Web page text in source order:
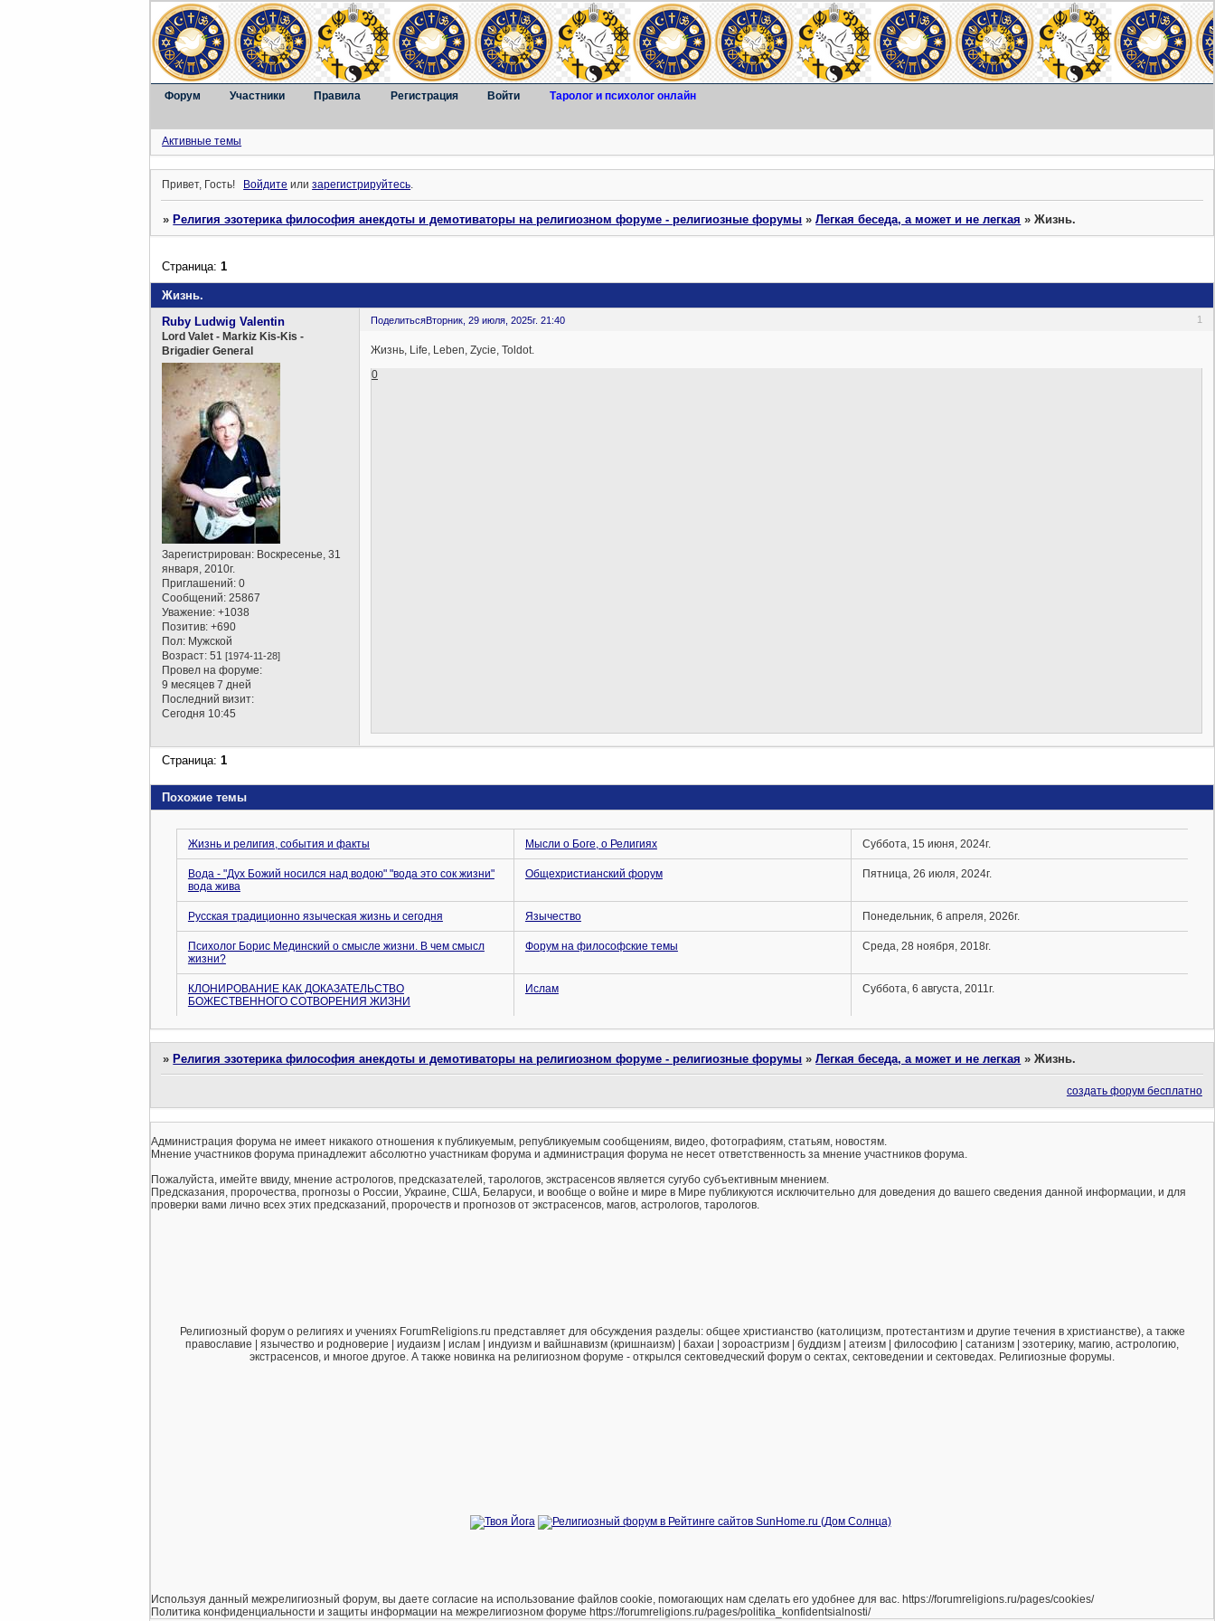
Форум Участники Правила Регистрация Войти Таролог и психолог онлайн
Активные темы
Привет, Гость! Войдите илизарегистрируйтесь.
»Религия эзотерика философия анекдоты и демотиваторы на религиозном форуме - религиозные форумы »Легкая беседа, а может и не легкая »Жизнь.
Жизнь.
Страница:1
Поделиться 1
Вторник, 29 июля, 2025г. 21:40
Ruby Ludwig Valentin
Lord Valet - Markiz Kis-Kis -
Brigadier General
Зарегистрирован: Воскресенье, 31
января, 2010г.
Приглашений: 0
Сообщений: 25867
Уважение: +1038
Позитив: +690
Пол: Мужской
Возраст: 51[1974-11-28]
Провел на форуме:
9 месяцев 7 дней
Последний визит:
Сегодня 10:45
Жизнь, Life, Leben, Zycie, Toldot.
0
Страница:1
Похожие темы
Жизнь и религия, события и факты Мысли о Боге, о Религиях Суббота, 15 июня, 2024г.
Вода - "Дух Божий носился над водою" "вода это сок жизни"
вода жива
Общехристианский форум Пятница, 26 июля, 2024г.
Русская традиционно языческая жизнь и сегодня Язычество Понедельник, 6 апреля, 2026г.
Психолог Борис Мединский о смысле жизни. В чем смысл
жизни?
Форум на философские темы Среда, 28 ноября, 2018г.
КЛОНИРОВАНИЕ КАК ДОКАЗАТЕЛЬСТВО
БОЖЕСТВЕННОГО CОТВОРЕНИЯ ЖИЗНИ
Ислам Суббота, 6 августа, 2011г.
» Религия эзотерика философия анекдоты и демотиваторы на религиозном форуме - религиозные форумы »Легкая беседа, а может и не легкая »Жизнь.
создать форум бесплатно
Администрация форума не имеет никакого отношения к публикуемым, републикуемым сообщениям, видео, фотографиям, статьям, новостям.
Мнение участников форума принадлежит абсолютно участникам форума и администрация форума не несет ответственность за мнение участников форума.
Пожалуйста, имейте ввиду, мнение астрологов, предсказателей, тарологов, экстрасенсов является сугубо субъективным мнением.
Предсказания, пророчества, прогнозы о России, Украине, США, Беларуси, и вообще о войне и мире в Мире публикуются исключительно для доведения до вашего сведения данной информации, и для
проверки вами лично всех этих предсказаний, пророчеств и прогнозов от экстрасенсов, магов, астрологов, тарологов.
Религиозный форум о религиях и учениях ForumReligions.ru представляет для обсуждения разделы: общее христианство (католицизм, протестантизм и другие течения в христианстве), а также
православие | язычество и родноверие | иудаизм | ислам | индуизм и вайшнавизм (кришнаизм) | бахаи | зороастризм | буддизм | атеизм | философию | сатанизм | эзотерику, магию, астрологию,
экстрасенсов, и многое другое. А также новинка на религиозном форуме - открылся сектоведческий форум о сектах, сектоведении и сектоведах. Религиозные форумы.
Используя данный межрелигиозный форум, вы даете согласие на использование файлов cookie, помогающих нам сделать его удобнее для вас. https://forumreligions.ru/pages/cookies/
Политика конфиденциальности и защиты информации на межрелигиозном форуме https://forumreligions.ru/pages/politika_konfidentsialnosti/